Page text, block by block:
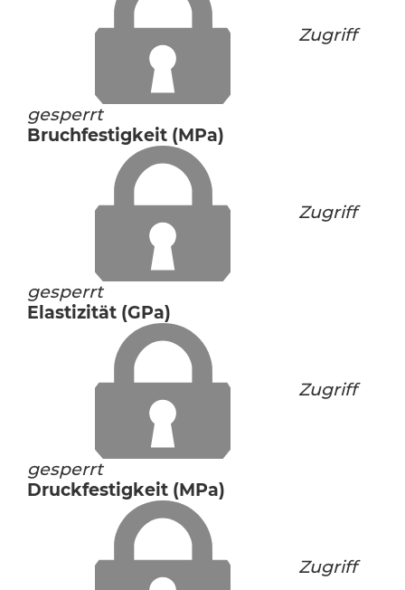
Zugriff
gesperrt
Bruchfestigkeit (MPa)
Zugriff
gesperrt
Elastizität (GPa)
Zugriff
gesperrt
Druckfestigkeit (MPa)
Zugriff